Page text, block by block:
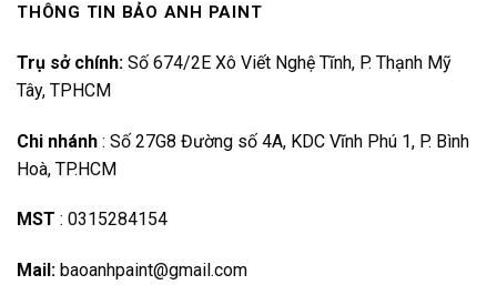
THÔNG TIN BẢO ANH PAINT
Trụ sở chính: Số 674/2E Xô Viết Nghệ Tĩnh, P. Thạnh Mỹ
Tây, TPHCM
Chi nhánh : Số 27G8 Đường số 4A, KDC Vĩnh Phú 1, P. Bình
Hoà, TP.HCM
MST : 0315284154
Mail: baoanhpaint@gmail.com